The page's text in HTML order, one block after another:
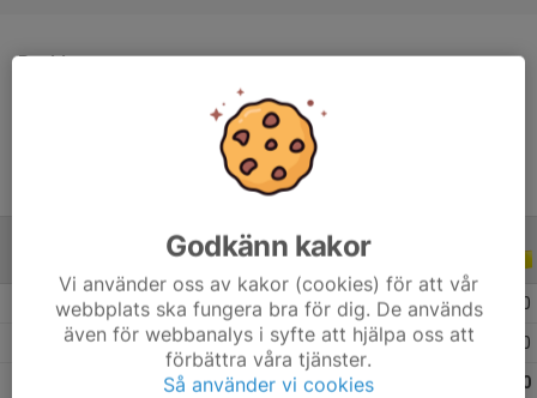
Position
-
9 år
ALLA ÅR
2026 7 0 0 0
9 0 0
0
Godkänn kakor
Vi använder oss av kakor (cookies) för att vår
webbplats ska fungera bra för dig. De används
även för webbanalys i syfte att hjälpa oss att
förbättra våra tjänster.
Så använder vi cookies